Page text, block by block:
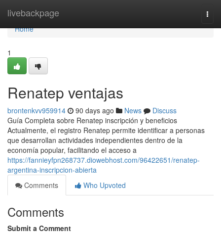
livebackpage
Home
Home
1
Renatep ventajas
brontenkvv959914 90 days ago News
Discuss
Guía Completa sobre Renatep inscripción y beneficios
Actualmente, el registro Renatep permite identificar a personas
que desarrollan actividades independientes dentro de la
economía popular, facilitando el acceso a
https://fannieyfpn268737.diowebhost.com/96422651/renatep-
argentina-inscripcion-abierta
Comments
Who Upvoted
Comments
Submit a Comment